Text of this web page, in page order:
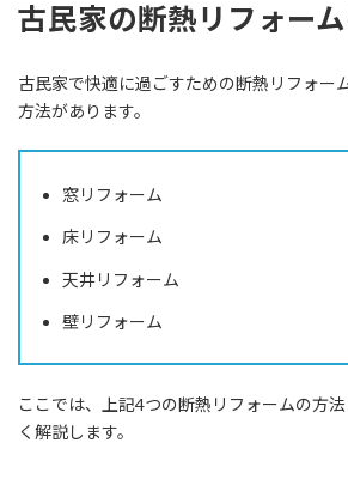
古民家の断熱リフォー
古民家で快適に過ごすための断熱リフォー
方法があります。
窓リフォーム
床リフォーム
天井リフォーム
壁リフォーム
ここでは、上記4つの断熱リフォームの方
く解説します。